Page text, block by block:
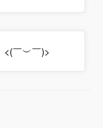
<(￣︶￣)>